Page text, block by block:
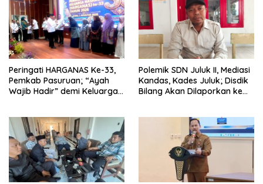
Peringati HARGANAS Ke-33,
Pemkab Pasuruan; “Ayah
Wajib Hadir” demi Keluarga
Polemik SDN Juluk II, Mediasi
Kandas, Kades Juluk; Disdik
Bilang Akan Dilaporkan ke